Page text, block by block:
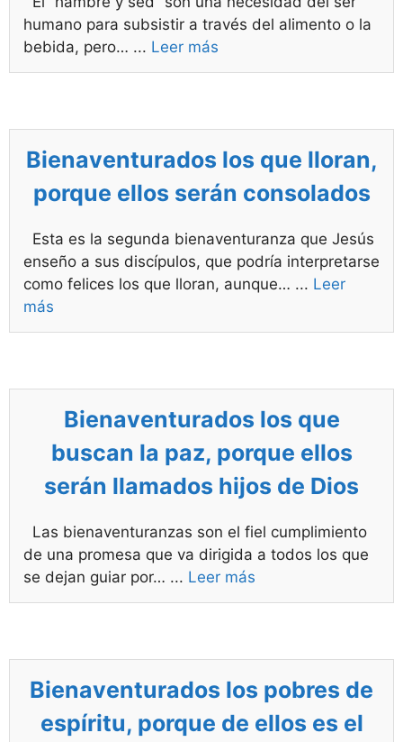
humano para subsistir a través del alimento o la
bebida, pero… ... Leer más
Bienaventurados los que lloran,
porque ellos serán consolados
Esta es la segunda bienaventuranza que Jesús
enseño a sus discípulos, que podría interpretarse
como felices los que lloran, aunque… ... Leer
más
Bienaventurados los que
buscan la paz, porque ellos
serán llamados hijos de Dios
Las bienaventuranzas son el fiel cumplimiento
de una promesa que va dirigida a todos los que
se dejan guiar por… ... Leer más
Bienaventurados los pobres de
espíritu, porque de ellos es el